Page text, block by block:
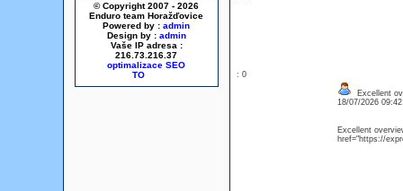
© Copyright 2007 - 2026
Enduro team Horažďovice
Powered by : admin
Design by : admin
Vaše IP adresa :
216.73.216.37
optimalizace SEO
: 0
Excellent
18/07/2026
Excellent
href="https://